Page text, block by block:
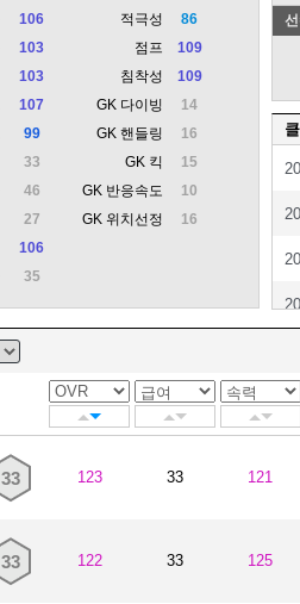
106
103
103
107
99
33
46
27
106
35
적극성
86
점프
109
침착성
109
GK 다이빙
14
GK 핸들링
16
GK 킥
15
GK 반응속도
10
GK 위치선정
16
33 123 33 121
33 122 33 125